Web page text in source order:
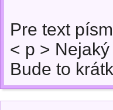
Pre text
< p >
Bude to